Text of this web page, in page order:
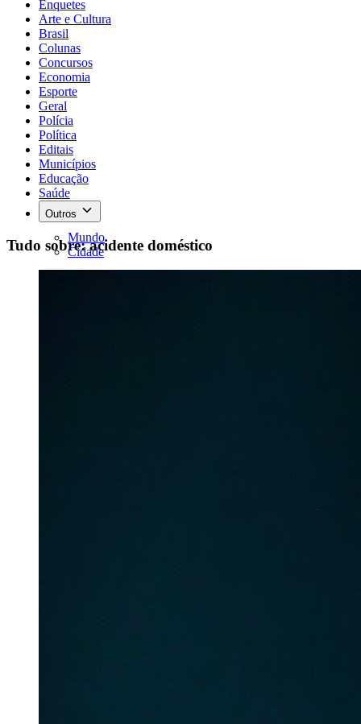
Enquetes
Arte e Cultura
Brasil
Colunas
Concursos
Economia
Esporte
Geral
Polícia
Política
Editais
Municípios
Educação
Saúde
Outros
Mundo
Cidade
Tudo sobre: acidente doméstico